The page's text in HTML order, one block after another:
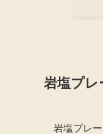
岩塩プレ
岩塩プレ